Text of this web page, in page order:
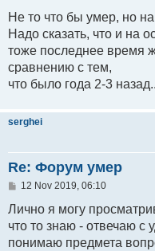
s
Не то что бы умер, но
Надо сказать, что и на
тоже последнее время
сравнению с тем,
что было года 2-3 назад..
serghei
Re: Форум умер
P
s
12 Nov 2019, 06:10
Лично я могу
что то знаю - отвечаю с
понимаю предмета